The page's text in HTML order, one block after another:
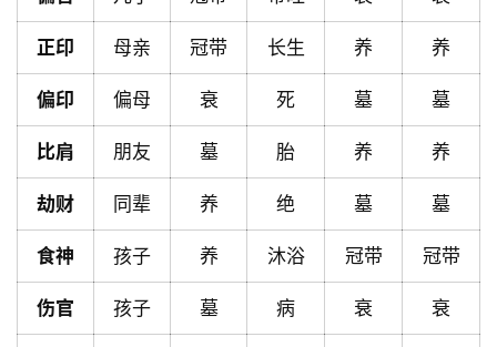
首
页
黄
历
占
正印 母亲 冠带 长生 养 养
偏印 偏母 衰 死 墓 墓
比肩 朋友 墓 胎 养 养
劫财 同辈 养 绝 墓 墓
食神 孩子 养 沐浴 冠带 冠带
伤官 孩子 墓 病 衰 衰